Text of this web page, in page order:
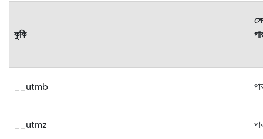
কুকি
__utmb
__utmz